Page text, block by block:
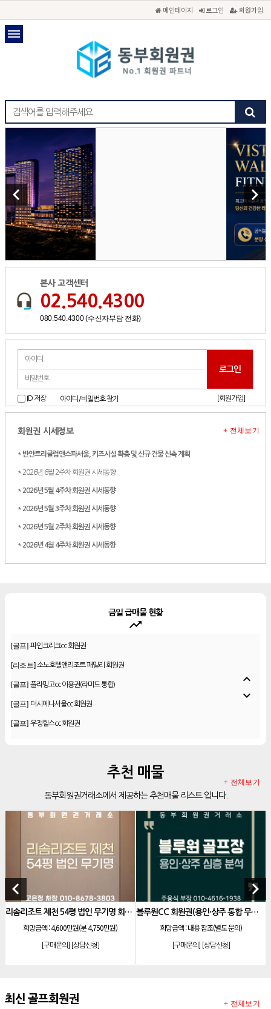
메인페이지 로그인 회원가입
keyboard_arrow_left keyboard_arrow_right
본사 고객센터
02.540.4300
080.540.4300 (수신자부담 전화)
ID 저장 아이디/비밀번호 찾기 [회원가입]
회원권 시세정보
* 반얀트리클럽앤스파서울, 키즈시설 확충 및 신규 건물 신축 계획
* 2026년 6월 2주차 회원권 시세동향
* 2026년 5월 4주차 회원권 시세동향
* 2026년 5월 3주차 회원권 시세동향
* 2026년 5월 2주차 회원권 시세동향
* 2026년 4월 4주차 회원권 시세동향
+ 전체보기
금일 급매물 현황
trending_up
[골프] 파인크리크cc 회원권
[리조트]소노호텔앤리조트 패밀리 회원권
[골프] 플라밍고cc 이용권(라미드 통합)
[골프] 더시에나서울cc 회원권
[골프] 우정힐스cc 회원권
신원CC 골프회원권
[골프]비전힐스cc 골프회원권
[골프]테디밸리cc 회원권 분양
[골프]
[리조트]안토리조트 130평 개인 무기명
[리조트] 한화 안토 77평 등기 기명
[리조트] 소노호텔앤리조트 로얄 회원제 기명
expand_less
expand_more
추천 매물
동부회원권거래소에서 제공하는 추천매물 리스트 입니다.
+ 전체보기
keyboard_arrow_left
리솜리조트 제천 54평 법인 무기명 회원제
희망금액 :4,600만원(분 4,750만원)
[구매문의][상담신청]
블루원CC 회원권(용인·상주 통합 무기명)
희망금액 :내용 참조(별도 문의)
[구매문의][상담신청]
keyboard_arrow_right
최신 골프회원권 + 전체보기